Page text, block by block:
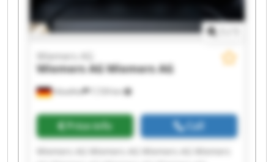
Hövelhof 7,729 km
Wiemers AG
Wiemers AGWiemers AG
Price info Call
Wiemers AG Wiemers AG Wiemers AG Wiemers